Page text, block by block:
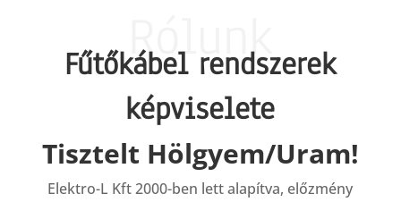
Rólunk
Fűtőkábel rendszerek
képviselete
Tisztelt Hölgyem/Uram!
Elektro-L Kft 2000-ben lett alapítva, előzmény